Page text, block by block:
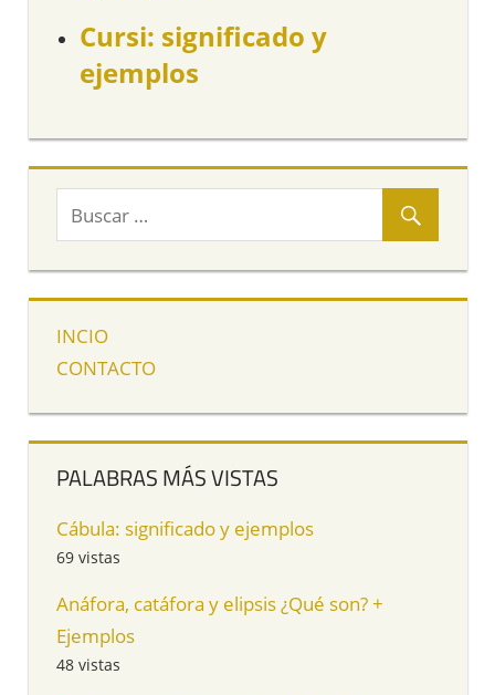
Cursi: significado y
ejemplos
INCIO
CONTACTO
PALABRAS MÁS VISTAS
Cábula: significado y ejemplos
69 vistas
Anáfora, catáfora y elipsis ¿Qué son? +
Ejemplos
48 vistas